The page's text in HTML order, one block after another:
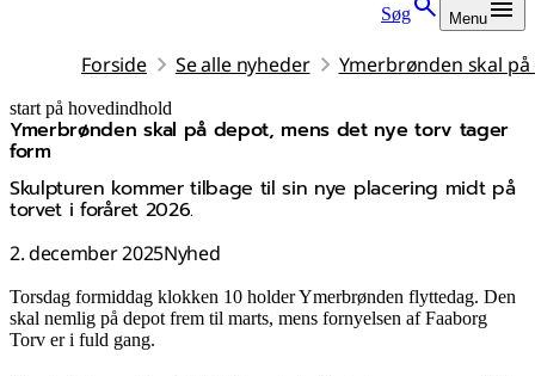
Søg Menu
Forside Se alle nyheder Ymerbrønden skal
start på hovedindhold
Ymerbrønden skal på depot, mens det nye torv tager
form
Skulpturen kommer tilbage til sin nye placering midt på
torvet i foråret 2026.
2. december 2025Nyhed
senest opdateret 8. januar 2026
Torsdag formiddag klokken 10 holder Ymerbrønden flyttedag. Den
skal nemlig på depot frem til marts, mens fornyelsen af Faaborg
Torv er i fuld gang.